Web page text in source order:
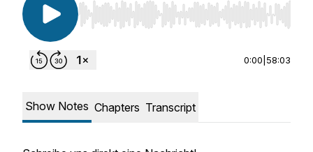
Use Left/Right to seek, Home/End to jump to
0:00 58:03
Show Notes Chapters Transcript